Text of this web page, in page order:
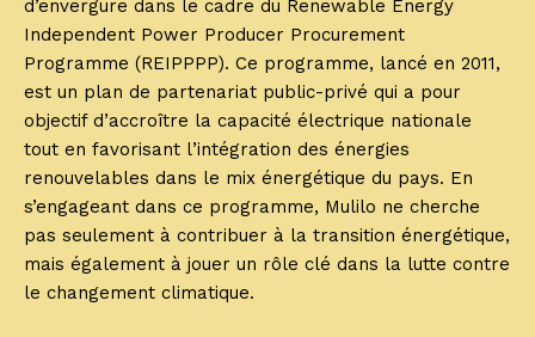
d’envergure dans le cadre du Renewable Energy
Independent Power Producer Procurement
Programme (REIPPPP). Ce programme, lancé en 2011,
est un plan de partenariat public-privé qui a pour
objectif d’accroître la capacité électrique nationale
tout en favorisant l’intégration des énergies
renouvelables dans le mix énergétique du pays. En
s’engageant dans ce programme, Mulilo ne cherche
pas seulement à contribuer à la transition énergétique,
mais également à jouer un rôle clé dans la lutte contre
le changement climatique.